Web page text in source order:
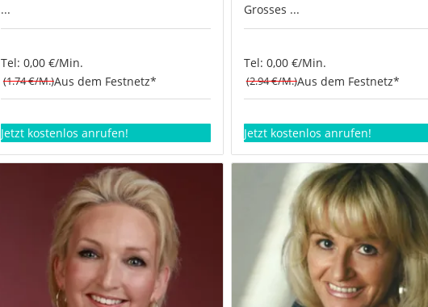
...
Tel: 0,00 €/Min.
(1.74 €/M.)Aus dem Festnetz*
Jetzt kostenlos anrufen!
Grosses ...
Tel: 0,00 €/Min.
(2.94 €/M.)Aus dem Festnetz*
Jetzt kostenlos anrufen!